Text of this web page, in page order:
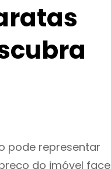
pode representar
do imóvel face